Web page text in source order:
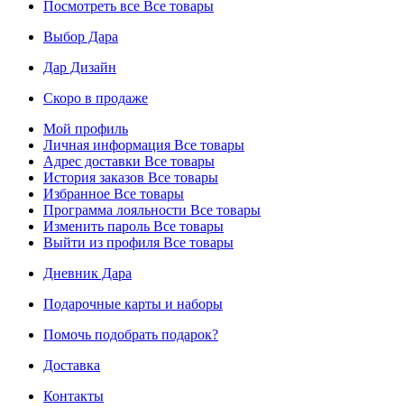
Посмотреть все Все товары
Выбор Дара
Дар Дизайн
Скоро в продаже
Мой профиль
Личная информация Все товары
Адрес доставки Все товары
История заказов Все товары
Избранное Все товары
Программа лояльности Все товары
Изменить пароль Все товары
Выйти из профиля Все товары
Дневник Дара
Подарочные карты и наборы
Помочь подобрать подарок?
Доставка
Контакты